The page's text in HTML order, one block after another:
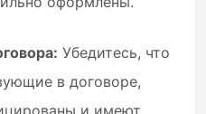
Убедитесь, что
в договоре,